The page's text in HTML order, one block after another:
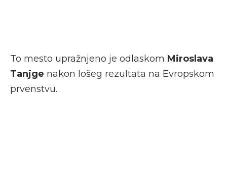
To mesto upražnjeno je odlaskom Miroslava
Tanjge nakon lošeg rezultata na Evropskom
prvenstvu.